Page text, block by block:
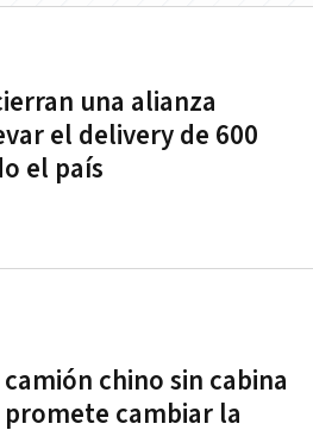
una alianza
el delivery de 600
el país
chino sin cabina
cambiar la